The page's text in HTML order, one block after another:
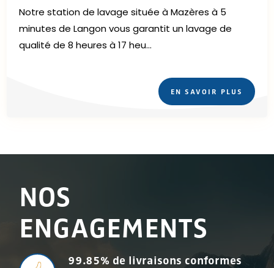
Notre station de lavage située à Mazères à 5
minutes de Langon vous garantit un lavage de
qualité de 8 heures à 17 heu...
EN SAVOIR PLUS
NOS
ENGAGEMENTS
99.85% de livraisons conformes